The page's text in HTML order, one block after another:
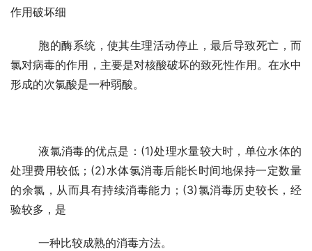
作用破坏细
氯对病毒的作用，主要是对核酸破坏的致死性作用。在水中
形成的次氯酸是一种弱酸。
	液氯消毒的优点是：(1)处理水量较大时，单位水体的
处理费用较低；(2)水体氯消毒后能长时间地保持一定数量
的余氯，从而具有持续消毒能力；(3)氯消毒历史较长，经
验较多，是
	一种比较成熟的消毒方法。